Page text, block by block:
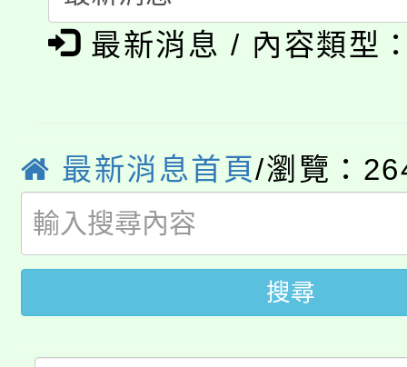
程
「本色祭」8/29、30在
場熱烈登場!
8/21下午1時於龍潭區
局官網。
8月14至27日，桃園電
開!
115年桃園市運動會8/
田徑場及游泳池舉行。
桃園市低收入戶享有免
視費優惠，中低收入戶
大園自造教育及科技
最新消息 / 內容類型
最新消息首頁/瀏覽：
搜尋